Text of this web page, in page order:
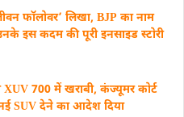
फॉलोवर’ लिखा, BJP का नाम
इस कदम की पूरी इनसाइड स्‍टोरी
700 में खराबी, कंज्यूमर कोर्ट
SUV देने का आदेश दिया